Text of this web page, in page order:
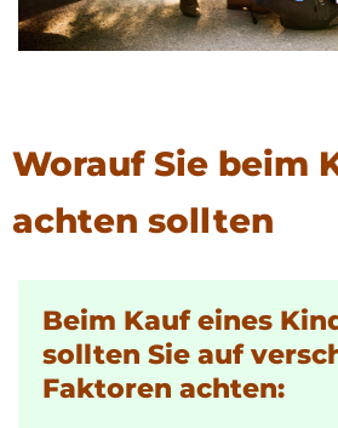
Worauf Sie beim
achten sollten
Beim Kauf eines
sollten Sie auf
Faktoren achten: